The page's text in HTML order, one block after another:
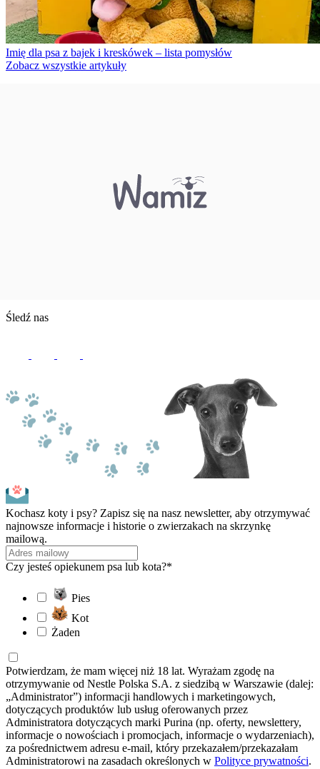
Imię dla psa z bajek i kreskówek – lista pomysłów
Zobacz wszystkie artykuły
Śledź nas
Kochasz koty i psy? Zapisz się na nasz newsletter, aby otrzymywać
najnowsze informacje i historie o zwierzakach na skrzynkę
mailową.
Czy jesteś opiekunem psa lub kota?*
Pies
Kot
Żaden
Potwierdzam, że mam więcej niż 18 lat. Wyrażam zgodę na
otrzymywanie od Nestle Polska S.A. z siedzibą w Warszawie (dalej:
„Administrator”) informacji handlowych i marketingowych,
dotyczących produktów lub usług oferowanych przez
Administratora dotyczących marki Purina (np. oferty, newslettery,
informacje o nowościach i promocjach, informacje o wydarzeniach),
za pośrednictwem adresu e-mail, który przekazałem/przekazałam
Administratorowi na zasadach określonych w Polityce prywatności.